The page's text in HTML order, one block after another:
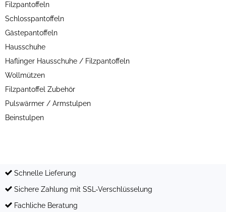
Filzpantoffeln
Schlosspantoffeln
Gästepantoffeln
Hausschuhe
Haflinger Hausschuhe / Filzpantoffeln
Wollmützen
Filzpantoffel Zubehör
Pulswärmer / Armstulpen
Beinstulpen
Schnelle Lieferung
Sichere Zahlung mit SSL-Verschlüsselung
Fachliche Beratung